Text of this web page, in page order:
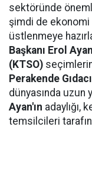
sektöründe
şimdi de ekonomi
üstlenmeye
Başkanı Erol
(KTSO)
Perakende
dünyasında uzun
Ayan'ın adaylığı,
temsilcileri